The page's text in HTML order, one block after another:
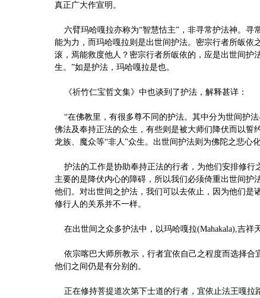
真正广大作宣明。
六臂玛哈嘎拉亦称为“智慧怙主”，非寻常护法神。寻
能为力，而玛哈嘎拉则是出世间护法。密宗行者所皈依
滚，焉能救度他人？密宗行者所皈依的，应是出世间护
生。”如是护法，玛哈嘎拉是也。
《祈竹仁宝哲文集》中也谈到了护法，解释甚详：
“在佛教里，有很多尊不同的护法。其中分为世间护
佛法及奉持正法的众生，有些则是被大师们降伏而以誓
龙族、魔众等“非人”众生。出世间护法则为佛陀之悲心
护法的工作是协助奉持正法的行者，为他们安排修行
主要的是降伏内心的障碍，所以我们必须倚重出世间
他们。对出世间之护法，我们可以去依止，因为他们
修行人的关系并不一样。
在出世间之众多护法中，以玛哈嘎拉(Mahakala),吉祥
依宗喀巴大师所教示，行者宜依自己之程度而选择合
他们之间仍是有分别的。
正在修持菩提道次第下士道的行者，宜依止法王嘎拉